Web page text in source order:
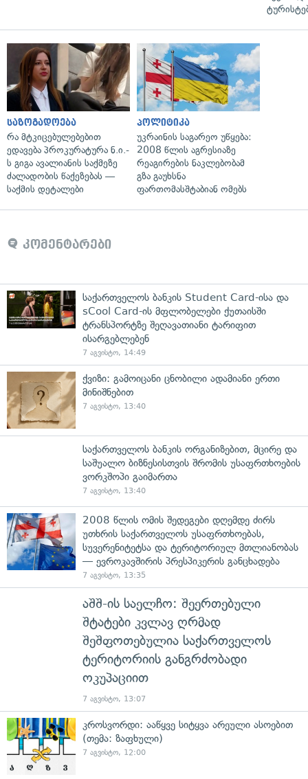
საზოგადოება
რა მტკიცებულებებით
ედავება პროკურატურა ნ.ი.-
ს გიგა ავალიანის საქმეზე
ძალადობის წაქეზებას —
საქმის დეტალები
პოლიტიკა
უკრაინის საგარეო უწყება:
2008 წლის აგრესიაზე
რეაგირების ნაკლებობამ
გზა გაუხსნა
ფართომასშტაბიან ომებს
კომენტარები
საქართველოს ბანკის Student Card-ისა და
sCool Card-ის მფლობელები ქუთაისში
ტრანსპორტზე შეღავათიანი ტარიფით
ისარგებლებენ
7 აგვისტო, 14:49
ქვიზი: გამოიცანი ცნობილი ადამიანი ერთი
მინიშნებით
7 აგვისტო, 13:40
საქართველოს ბანკის ორგანიზებით, მცირე და
საშუალო ბიზნესისთვის შრომის უსაფრთხოების
ვორკშოპი გაიმართა
7 აგვისტო, 13:40
2008 წლის ომის შედეგები დღემდე ძირს
უთხრის საქართველოს უსაფრთხოებას,
სუვერენიტეტსა და ტერიტორიულ მთლიანობას
— ევროკავშირის პრესპიკერის განცხადება
7 აგვისტო, 13:35
აშშ-ის საელჩო: შეერთებული
შტატები კვლავ ღრმად
შეშფოთებულია საქართველოს
ტერიტორიის განგრძობადი
ოკუპაციით
7 აგვისტო, 13:07
კროსვორდი: ააწყვე სიტყვა არეული ასოებით
(თემა: ზაფხული)
7 აგვისტო, 12:00